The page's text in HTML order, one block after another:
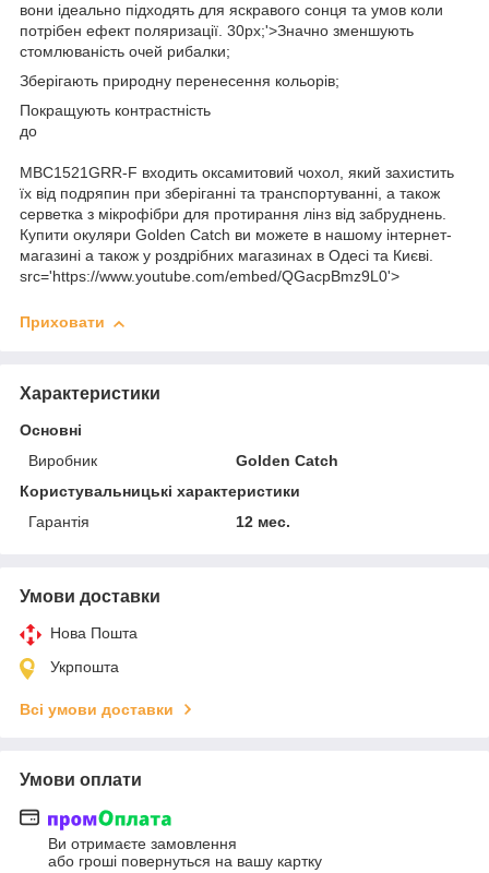
вони ідеально підходять для яскравого сонця та умов коли
потрібен ефект поляризації. 30px;'>Значно зменшують
стомлюваність очей рибалки;
Зберігають природну перенесення кольорів;
Покращують контрастність
до
MBC1521GRR-F входить оксамитовий чохол, який захистить
їх від подряпин при зберіганні та транспортуванні, а також
серветка з мікрофібри для протирання лінз від забруднень.
Купити окуляри Golden Catch ви можете в нашому інтернет-
магазині а також у роздрібних магазинах в Одесі та Києві.
src='https://www.youtube.com/embed/QGacpBmz9L0'>
Приховати
Характеристики
Основні
Виробник
Golden Catch
Користувальницькі характеристики
Гарантія
12 мес.
Умови доставки
Нова Пошта
Укрпошта
Всі умови доставки
Умови оплати
Ви отримаєте замовлення
або гроші повернуться на вашу картку